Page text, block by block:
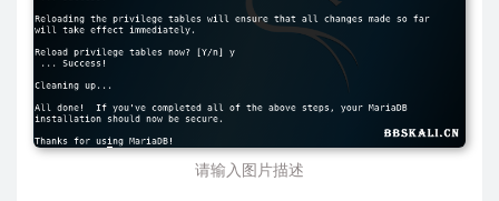
请输入图片描述